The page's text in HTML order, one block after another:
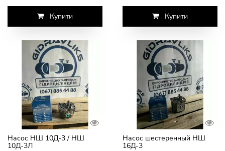
Купити Купити
Насос НШ 10Д-3 / НШ
10Д-3Л
Насос шестеренный НШ
16Д-3